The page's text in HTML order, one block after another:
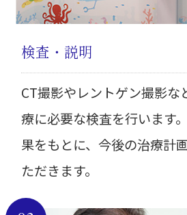
検査・説明
CT撮影やレントゲン撮影な
療に必要な検査を行います
果をもとに、今後の治療計
ただきます。